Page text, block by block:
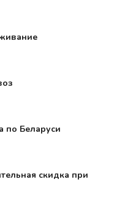
по Беларуси
скидка при